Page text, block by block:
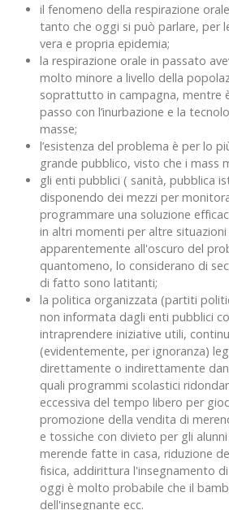
il fenomeno della respirazione
tanto che oggi si può parlare, per
vera e propria epidemia;
la respirazione orale in passato
molto minore a livello della
soprattutto in campagna, mentre
passo con l’inurbazione e la
masse;
l’esistenza del problema è per lo
grande pubblico, visto che i mass
gli enti pubblici ( sanità, pubblica
disponendo dei mezzi per
programmare una soluzione
in altri momenti per altre
apparentemente all'oscuro del
quantomeno, lo considerano di
di fatto sono latitanti;
la politica organizzata (partiti
non informata dagli enti pubblici
intraprendere iniziative utili,
(evidentemente, per ignoranza)
direttamente o indirettamente
quali programmi scolastici
eccessiva del tempo libero per
promozione della vendita di
e tossiche con divieto per gli
merende fatte in casa, riduzione
fisica, addirittura l'insegnamento
oggi è molto probabile che il
dell'insegnante ecc.